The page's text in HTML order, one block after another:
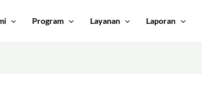
Program Layanan Laporan